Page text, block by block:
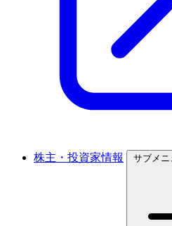
株主・投資家情報 サブメニ